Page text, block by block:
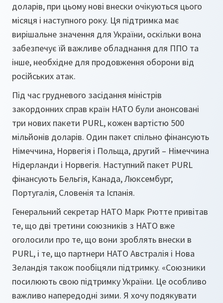
доларів, при цьому нові внески очікуються цього
місяця і наступного року. Ця підтримка має
вирішальне значення для України, оскільки вона
забезпечує їй важливе обладнання для ППО та
інше, необхідне для продовження оборони від
російських атак.
Під час грудневого засідання міністрів
закордонних справ країн НАТО були анонсовані
три нових пакети PURL, кожен вартістю 500
мільйонів доларів. Один пакет спільно фінансують
Німеччина, Норвегія і Польща, другий – Німеччина
Нідерланди і Норвегія. Наступний пакет PURL
фінансують Бельгія, Канада, Люксембург,
Португалія, Словенія та Іспанія.
Генеральний секретар НАТО Марк Рютте привітав
те, що дві третини союзників з НАТО вже
оголосили про те, що вони зроблять внески в
PURL, і те, що партнери НАТО Австралія і Нова
Зеландія також пообіцяли підтримку. «Союзники
посилюють свою підтримку України. Це особливо
важливо напередодні зими. Я хочу подякувати